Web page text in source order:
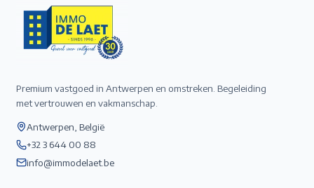
Premium vastgoed in Antwerpen en omstreken. Begeleiding
met vertrouwen en vakmanschap.
Antwerpen, België
+32 3 644 00 88
info@immodelaet.be